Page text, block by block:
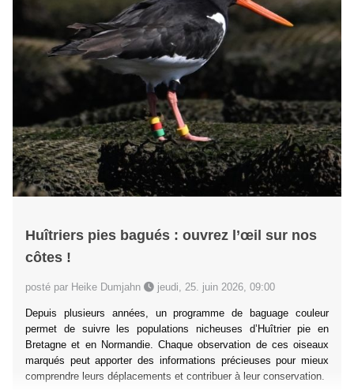
Huîtriers pies bagués : ouvrez l’œil sur nos
côtes !
posté par Heike Dumjahn jeudi, 25. juin 2026, 09:00
Depuis plusieurs années, un programme de baguage couleur
permet de suivre les populations nicheuses d’Huîtrier pie en
Bretagne et en Normandie. Chaque observation de ces oiseaux
marqués peut apporter des informations précieuses pour mieux
comprendre leurs déplacements et contribuer à leur conservation.